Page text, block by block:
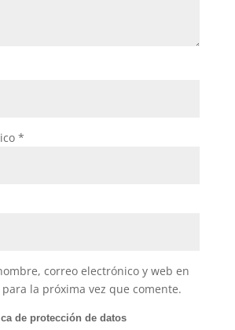
*
correo electrónico y web en
la próxima vez que comente.
de protección de datos